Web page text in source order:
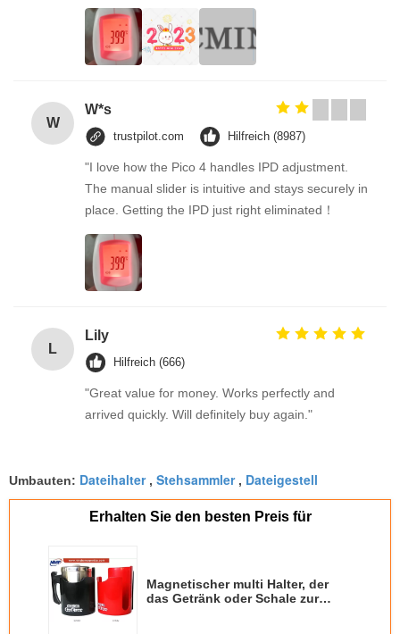
W
W*s
trustpilot.com Hilfreich (8987)
"I love how the Pico 4 handles IPD adjustment.
The manual slider is intuitive and stays securely in
place. Getting the IPD just right eliminated！
L
Lily
Hilfreich (666)
"Great value for money. Works perfectly and
arrived quickly. Will definitely buy again."
Umbauten: Dateihalter, Stehsammler, Dateigestell
Erhalten Sie den besten Preis für
Magnetischer multi Halter, der
das Getränk oder Schale zur